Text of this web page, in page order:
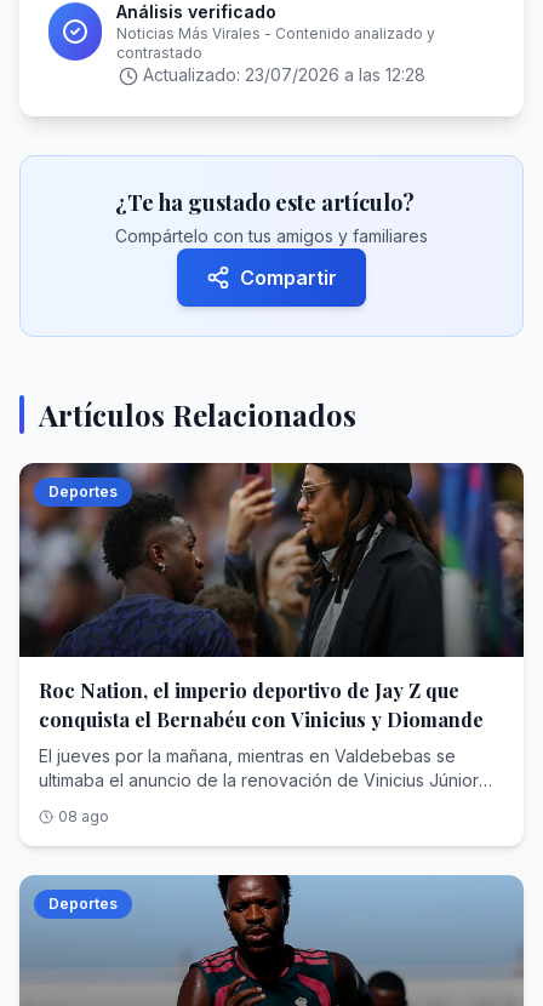
Análisis verificado
Noticias Más Virales - Contenido analizado y
contrastado
Actualizado: 23/07/2026 a las 12:28
¿Te ha gustado este artículo?
Compártelo con tus amigos y familiares
Compartir
Artículos Relacionados
Deportes
Roc Nation, el imperio deportivo de Jay Z que
conquista el Bernabéu con Vinicius y Diomande
El jueves por la mañana, mientras en Valdebebas se ultimaba el anuncio de la renovación de Vinicius Júnior hasta el 30 de junio de 2032, un monovolumen negro abandonaba la concentración del RB Leipzig en Saalfelden (Austria) camino del aeropuerto. Dentro viajaba Yan Diomande , diecinueve años, rumbo a Madrid para cerrar un traspaso cifrado en unos 125 millones de euros fijos que, con las variables, podría escalar hasta los 140 y convertirse en el más caro de la historia del club blanco, por encima de los que se pagaron por Cristiano Ronaldo, Bellingham o Hazard. En apenas veinticuatro horas, el Real Madrid anunciaba el blindaje de su estrella y su nuevo fichaje récord.Dos operaciones, dos contratos de más de seis años y una sola autoría. Porque detrás de la nueva ficha de Vinicius —en torno a los 24 millones de euros brutos por temporada— y detrás del extremo marfileño que eligió el Bernabéu pese al cortejo del PSG y del Liverpool está la misma empresa: Roc Nation Sports , la agencia fundada por el rapero y magnate Shawn 'Jay-Z' Carter. Nunca una compañía nacida del hip hop había acumulado tanto poder en el vestuario más institucional del fútbol mundial.Para entender cómo un sello discográfico de Nueva York ha terminado condicionando el presente y el futuro deportivo del club de las quince Copas de Europa hay que recorrer trece años de estrategia empresarial: una venta forzosa en la NBA, un beisbolista arrebatado al agente más temido de América, un sueño brasileño frustrado que acabó resolviéndose comprando una agencia entera y un desembarco europeo que ha concluido donde concluyen todas las conquistas del fútbol: en Chamartín.Jay-Z: De Brooklyn a las grandes estrellasAntes de toparse con Florentino Pérez, Shawn Corey Carter (Brooklyn, 1969) ya había negociado con medio mundo. Criado en las viviendas sociales de Marcy Houses, fundó en 1995 su propio sello, Roc-A-Fella Records, porque ninguna discográfica quiso ficharle; en 2007 vendió su marca de ropa Rocawear por 204 millones de dólares; y en abril de 2008 creó Roc Nation , en alianza con el gigante de conciertos Live Nation, que puso sobre la mesa un contrato inicial de unos 150 millones. Aquello nació como discográfica y hoy es un conglomerado de representación de artistas y deportistas, editorial, cine y televisión, filantropía y moda. Forbes lo consagró en 2019 como el primer rapero milmillonario de la historia y hoy estima su fortuna entre los 2.500 y los 2.800 millones de dólares, un patrimonio en el que la música es ya casi una anécdota frente a operaciones como la firma del contrato con la NFL para producir el espectáculo del descanso de la Super Bowl.Durante un tiempo, el rapero tuvo una participación en los Brooklyn Nets que llegó a su fin en abril de 2013. La normativa de la NBA y de su sindicato de jugadores prohíbe que un propietario de franquicia ejerza a la vez de agente, de modo que Jay-Z tuvo que desprenderse de su parte de la franquicia neoyorquina, adquirida en 2004 por cerca de un millón de dólares: un paquete minúsculo, inferior al 1% y valorado en unos 350.000 dólares, pero de enorme carga simbólica, porque el rapero había sido el rostro de la mudanza de la franquicia de Nueva Jersey a Brooklyn y hasta había intervenido en el diseño de su identidad visual. Vendió para poder sentarse al otro lado de la mesa. En alianza con la agencia CAA (Creative Artists Agency)—con la que rompió relaciones años después— , su primera adquisición fue un golpe de efecto: Robinson Canó , jugador de los Yankees, abandonó a Scott Boras —el agente más temido del béisbol— para firmar con el sello del rapero. Meses después, Canó rubricaba con los Seattle Mariners un contrato de 240 millones de dólares y diez años, uno de los mayores de la historia de las Grandes Ligas. Le siguieron Kevin Durant (NBA)—cliente insignia de aquella primera época, antes de fundar años más tarde su propia firma—, Skylar Diggins (WNBA), Victor Cruz (NFL) o Geno Smith.El planteamiento era una enmienda a la totalidad del oficio. Frente a la vieja escuela europea del agente intermediario —el modelo de Jorge Mendes, que según Forbes ha llegado a manejar más de 950 millones de dólares en contratos activos con comisiones superiores a los 95—, Roc Nation importó la lógica del entretenimiento americano: gestión 360 grados, marca personal, moda, contenido audiovisual e impacto social. La adquisición de TFMHay un nombre que sobrevuela toda esta historia y que nunca llegó a formar parte de la agencia: Neymar . Cuando Roc Nation Sports echó a andar en 2013, ya se rumoreaba que fichar al entonces astro del Santos figuraba entre las máximas prioridades del rapero, que soñaba con convertirlo en el emblema global de su desembarco en el fútbol. No sucedió jamás. Una década después, Jay-Z resolvió el desengaño con una jugada de manual americano: si no puedes comprar la fruta, compra el huerto.El 7 de julio de 2023, Roc Nation Sports International anunció la adquisición de TFM Agency , la agencia de Sao Paulo que representaba a más de un centenar de futbolistas brasileños, rebautizada desde entonces como Roc Nation Sports Brazil. El importe quedó blindado bajo confidencialidad —se estima que fueron unos 450 millones de dólares—, pero el botín estaba en la cartera: Vinicius Júnior, Gabriel Martinelli y la siguiente hornada de perlas, con Endrick a la cabeza. De un plumazo, la nómina futbolística internacional de la casa se triplicó, de unos cuarenta a cerca de ciento veinte jugadores. «En términos de fútbol, Brasil es el centro de todo», proclamó Juan Perez —presidente de la división deportiva desde su nacimiento— al presentar la operación.Al frente quedó el hombre que lo había construido: Frederico Pena , fundador de TFM, que conservó acciones y asumió la presidencia de la filial brasileña junto a sus socios principales. Pena es el cazador de talento sudamericano por antonomasia: ató a Vinicius en su etapa de Flamengo, mucho antes del traspaso que lo llevó al Real Madrid en 2018, y repitió la fórmula con Endrick, amarrado antes de que el club blanco pagara al Palmeiras en torno a 60 millones por un chaval de dieciséis años. Jay-Z no persiguió la firma de Vinicius uno a uno, como persiguió en vano la de Neymar; adquirió directamente la sociedad que ya la custodiaba.La conquista del mercado europeoEl asalto al Viejo Continente tiene fecha y arquitecto. En septiembre de 2019, Roc Nation abrió oficina en Londres y puso al mando a Michael Yormark . La cartera europea creció a golpe de nombres: Kevin De Bruyne y Romelu Lukaku como buques insignia belgas, Axel Witsel, Jerome Boateng, Federico Dimarco, Tyrone Mings, los hermanos Reece y Lauren James o Marcus Rashford, captado en 2020. La propia agencia presume hoy de figurar entre las diez más importantes del fútbol mundial.El músculo americano completa el cuadro. En Estados Unidos, la casa gestiona a estrellas como LaMelo Ball en la NBA, el quarterback Kyler Murray o Saquon Barkley, campeón de la Super Bowl con Filadelfia. Según la última radiografía de Forbes sobre las agencias más valiosas de Norteamérica, Roc Nation Sports ocupa el séptimo puesto, con unos 2.140 millones de dólares en contratos deportivos activos bajo gestión, otros 510 millones en acuerdos extradeportivos , un techo de comisiones estimado en 218 millones y alrededor de 260 clientes. En España, sus hilos se cruzan en el Clásico: además de Vinicius y Endrick en el Real Madrid, representa a Marc Bernal, el prometedor mediocentro azulgrana que el Barcelona blindó hasta 2029 con una cláusula de 500 millones.Y en mayo de este año llegó el matiz que define la nueva era: los clubes ya no solo negocian contra Roc Nation; ahora también la contratan. La agencia, que ya promociona la marca de la Serie A italiana en Estados Unidos, anunció el pasado 14 de mayo una alianza estratégica con el Chelsea por la que asumirá el crecimiento de la marca del club londinense y su conexión con el público estadounidense, a caballo entre el fútbol, la música y la cultura pop, con camiseta de edición limitada firmada por DJ Khaled incluida. El cazador se ha hecho también guardabosques: la misma empresa que tensa a los clubes en los despachos es la que otros clubes pagan para seducir al aficionado del futuro.El colofón en el MadridY así se llega al verano de 2026, el de la doble exhibición de fuerza en Chamartín. La historia de Yan Diomande parece escrita para el modelo Roc Nation: hace apenas dos años jugaba en la academia DME de Daytona Beach, en Florida; el Leganés lo rescató para su filial, el Leipzig ejecutó su cláusula por 20 millones en julio de 2025 y el marfileño respondió con la mejor temporada de un debutante en la Bundesliga, doce goles y ocho asistencias, antes de brillar con Costa de Marfil en el Mundial. El chico de Abiyán, que creció idolatrando a Cristiano Ronaldo, eligió el Bernabéu. La renovación de Vinicius fue un pulso más largo y más áspero: más de dieciocho meses de tira y afloja en los que llegó a darse por imposible mientras la relación del brasileño con Xabi Alonso, despedido tras solo 34 partidos, siguiera condicionando el vestuario que ahora dirige José Mourinho . El club, fiel a su liturgia, mantuvo su cláusula intacta en los 1.000 millones. Y sobre la mesa planeó siempre la palanca perfecta: una supuesta oferta desde el fútbol saudí que hubiese cambiado el panorama deportivo.El madridismo reconocerá la escena. En 2013 y en 2016, Jorge Mendes protagonizó pulsos idénticos con Florentino Pérez para renovar a Cristiano Ronaldo con la exigencia de mantenerlo en la cima salarial del planeta —en la cual había ascendido Leo Messi— y la misma cláusula simbólica de 1.000 millones. Ha cambiado el acento del negociador —del portugués de Gestifute al inglés corporativo de Michael Yormark—, no la naturaleza del pulso. La diferencia principal, con respecto a 2016, es que Yormark ha conseguido lo que Mendes no pudo: Vinicius vestirá de blanco cobrando un salario que le satisface. Dos contratos hasta 2032,
08 ago
Deportes